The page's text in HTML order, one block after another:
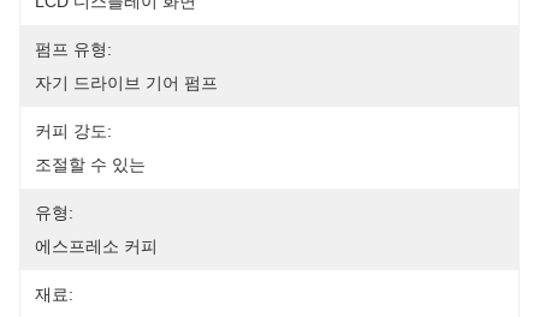
펌프 유형:
자기 드라이브 기어 펌프
커피 강도:
조절할 수 있는
유형:
에스프레소 커피
재료: